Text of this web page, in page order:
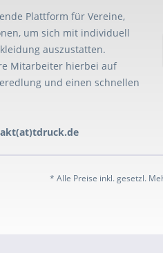
Plattform für Vereine,
um sich mit individuell
auszustatten.
Mitarbeiter hierbei auf
und einen schnellen
* Alle Preise inkl. gesetzl.